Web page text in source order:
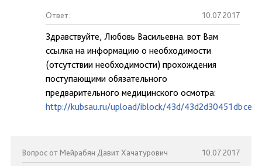
Ответ: 10.07.2017
Здравствуйте, Любовь Васильевна. вот Вам
ссылка на информацию о необходимости
(отсутствии необходимости) прохождения
поступающими обязательного
предварительного медицинского осмотра:
http://kubsau.ru/upload/iblock/43d/
Вопрос от Мейрабян Давит Хачатурович 10.07.2017